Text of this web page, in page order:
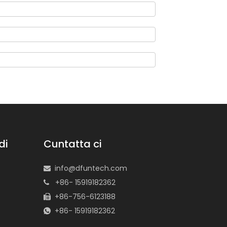
Cuntatta ci
 info@dfuntech.com
 +86- 15919182362
 +86-756-6123188
 +86- 15919182362